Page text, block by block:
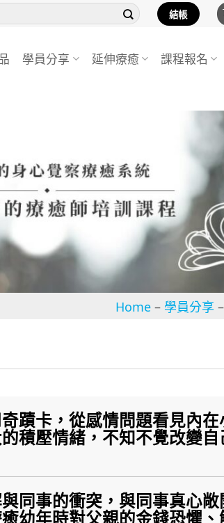
結帳
學員分享 延伸療癒 課程報名
Home– 學員分享 –
蹟卡，從感情問題看見內
積壓情緒，不知不覺改變
同事的衝突，與同事真心
幼年時對父親的金錢恐懼